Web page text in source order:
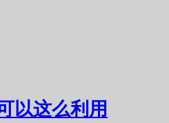
以这么利用